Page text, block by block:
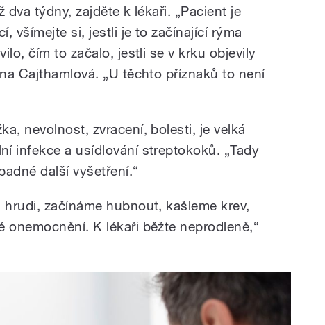
dva týdny, zajděte k lékaři. „Pacient je
všímejte si, jestli je to začínající rýma
čím to začalo, jestli se v krku objevily
Cajthamlová. „U těchto příznaků to není
nevolnost, zvracení, bolesti, je velká
infekce a usídlování streptokoků. „Tady
další vyšetření.“
začínáme hubnout, kašleme krev,
onemocnění. K lékaři běžte neprodleně,“